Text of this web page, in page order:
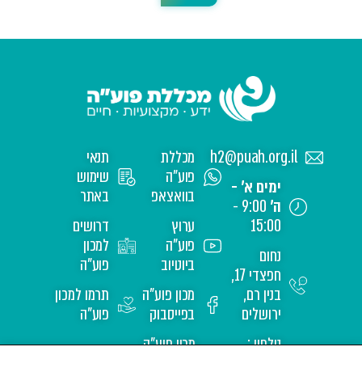
h2@puah.org.il
ימים א' -
ה'
9:00 -
15:00
נחום
חפצדי 17,
בנין רם,
ירושלים
טלפון :
מכללת
פוע"ה
בוואצאפ
ערוץ
פוע"ה
ביוטיוב
מכון פוע"ה
בפייסבוק
מכון פוע"ה
תנאי
שימוש
באתר
דרושים
למכון
פוע"ה
תרמו למכון
פוע"ה